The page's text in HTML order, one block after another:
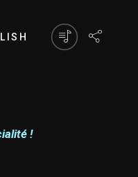
!